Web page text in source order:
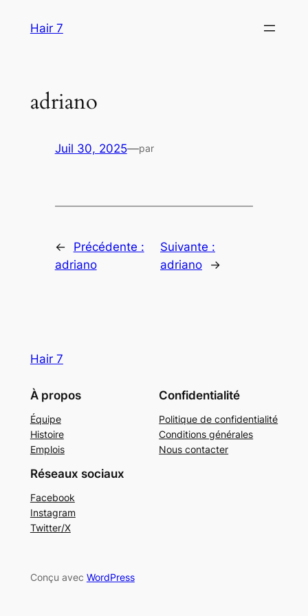
Hair 7
adriano
Juil 30, 2025—par
←
Précédente :
adriano
Suivante :
adriano
→
Hair 7
À propos
Équipe
Histoire
Emplois
Confidentialité
Politique de confidentialité
Conditions générales
Nous contacter
Réseaux sociaux
Facebook
Instagram
Twitter/X
Conçu avec WordPress